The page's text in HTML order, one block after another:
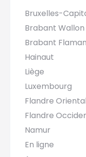
Bruxelles-
Brabant Wallon
Brabant
Hainaut
Liège
Luxembourg
Flandre
Flandre
Namur
En ligne